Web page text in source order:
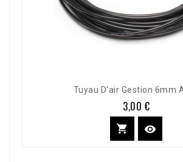
Tuyau D'air Gestion 6mm
Prix
3,00 €
 